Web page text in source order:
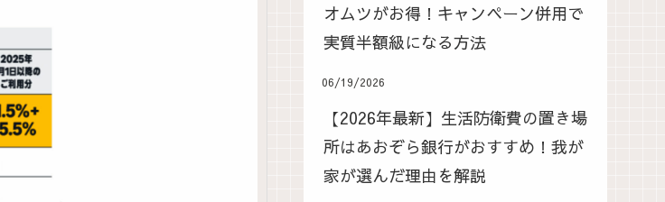
オムツがお得！キャンペーン併用で
実質半額級になる方法
06/19/2026
【2026年最新】生活防衛費の置き場
所はあおぞら銀行がおすすめ！我が
家が選んだ理由を解説